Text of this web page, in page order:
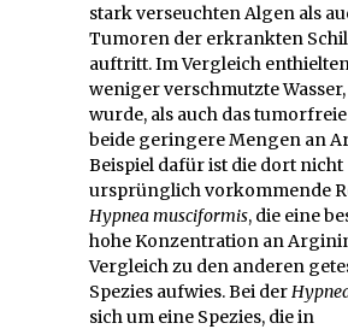
stark verseuchten Algen als
Tumoren der erkrankten
auftritt. Im Vergleich
weniger verschmutzte
wurde, als auch das
beide geringere Mengen an
Beispiel dafür ist die dort nicht
ursprünglich vorkommende
Hypnea musciformis, die eine
hohe Konzentration an
Vergleich zu den anderen
Spezies aufwies. Bei der
sich um eine Spezies, die in